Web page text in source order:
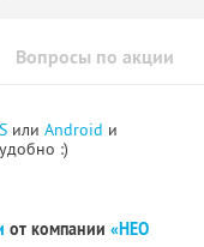
Вопросы по акции
или Android и
:)
от компании «НЕО